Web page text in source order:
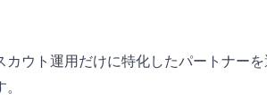
ウト運用だけに特化したパートナー